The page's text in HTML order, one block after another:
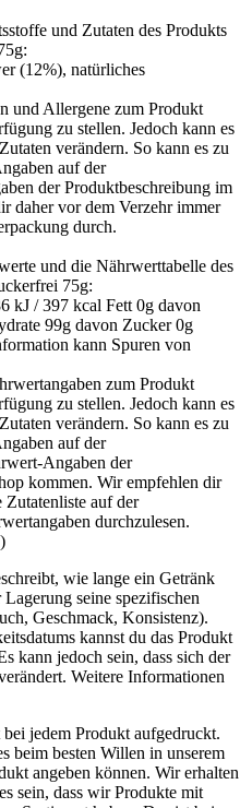
und Zutaten des Produkts
:
(12%), natürliches
und Allergene zum Produkt
zu stellen. Jedoch kann es
verändern. So kann es zu
auf der
der Produktbeschreibung im
daher vor dem Verzehr immer
durch.
und die Nährwerttabelle des
75g:
kJ / 397 kcal Fett 0g davon
99g davon Zucker 0g
kann Spuren von
zum Produkt
zu stellen. Jedoch kann es
verändern. So kann es zu
auf der
Angaben der
kommen. Wir empfehlen dir
Zutatenliste auf der
durchzulesen.
wie lange ein Getränk
seine spezifischen
Geschmack, Konsistenz).
kannst du das Produkt
kann jedoch sein, dass sich der
Weitere Informationen
jedem Produkt aufgedruckt.
beim besten Willen in unserem
angeben können. Wir erhalten
sein, dass wir Produkte mit